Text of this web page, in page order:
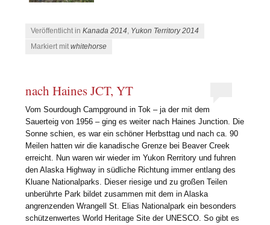
Veröffentlicht inKanada 2014 Yukon Territory 2014
Markiert mitwhitehorse
nach Haines JCT, YT
Vom Sourdough Campground in Tok – ja der mit dem
Sauerteig von 1956 – ging es weiter nach Haines Junction. Die
Sonne schien, es war ein schöner Herbsttag und nach ca. 90
Meilen hatten wir die kanadische Grenze bei Beaver Creek
erreicht. Nun waren wir wieder im Yukon Rerritory und fuhren
den Alaska Highway in südliche Richtung immer entlang des
Kluane Nationalparks. Dieser riesige und zu großen Teilen
unberührte Park bildet zusammen mit dem in Alaska
angrenzenden Wrangell St. Elias Nationalpark ein besonders
schützenwertes World Heritage Site der UNESCO. So gibt es